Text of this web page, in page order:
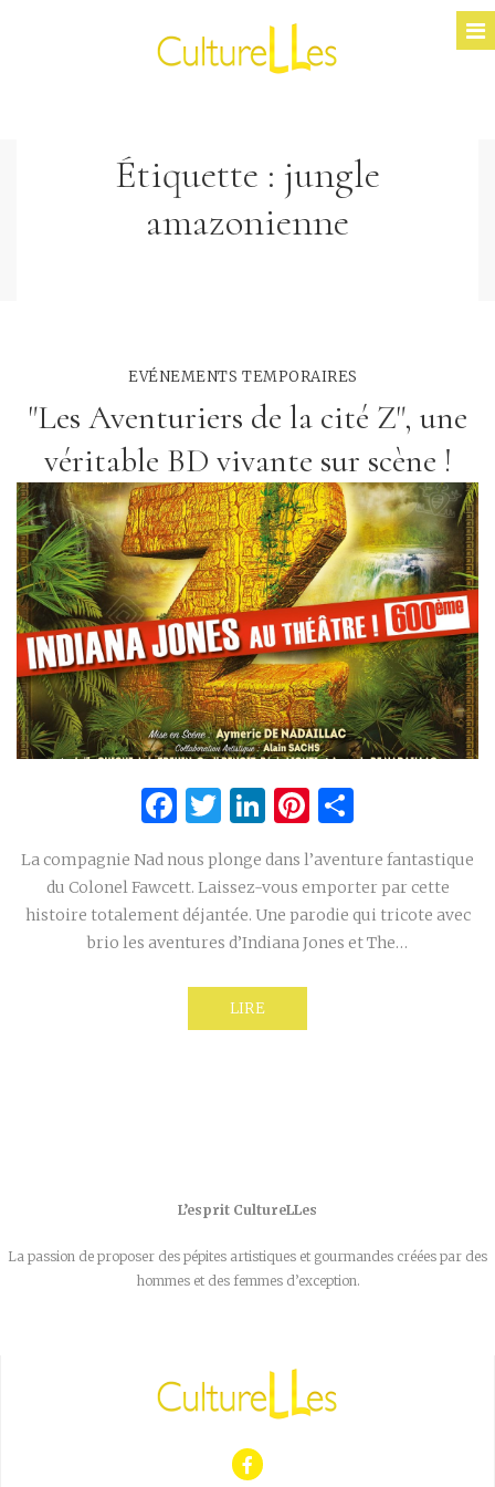
Étiquette : jungle
amazonienne
EVÉNEMENTS TEMPORAIRES
"Les Aventuriers de la cité Z", une
véritable BD vivante sur scène !
Facebook
Twitter
LinkedIn
Pinterest
La compagnie Nad nous plonge dans l’aventure fantastique
du Colonel Fawcett. Laissez-vous emporter par cette
histoire totalement déjantée. Une parodie qui tricote avec
brio les aventures d’Indiana Jones et The…
LIRE
L’esprit CultureLLes
La passion de proposer des pépites artistiques et gourmandes créées par des
hommes et des femmes d’exception.